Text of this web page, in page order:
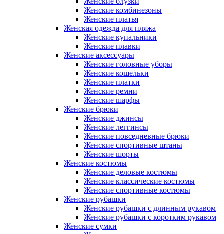
Женские комбинезоны
Женские платья
Женская одежда для пляжа
Женские купальники
Женские плавки
Женские аксессуары
Женские головные уборы
Женские кошельки
Женские платки
Женские ремни
Женские шарфы
Женские брюки
Женские джинсы
Женские леггинсы
Женские повседневные брюки
Женские спортивные штаны
Женские шорты
Женские костюмы
Женские деловые костюмы
Женские классические костюмы
Женские спортивные костюмы
Женские рубашки
Женские рубашки с длинным рукавом
Женские рубашки с коротким рукавом
Женские сумки